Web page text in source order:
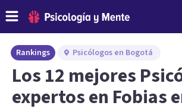
Rankings Psicólogos en Bogotá
Los 12 mejores
expertos en Fobias